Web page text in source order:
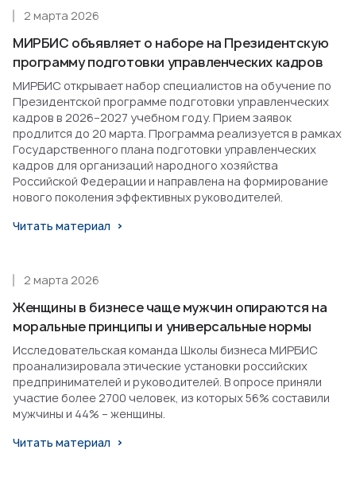
МИРБИС объявляет о наборе на Президентскую
программу подготовки управленческих кадров
2 марта 2026
МИРБИС открывает набор специалистов на обучение по
Президентской программе подготовки управленческих
кадров в 2026–2027 учебном году. Прием заявок
продлится до 20 марта. Программа реализуется в рамках
Государственного плана подготовки управленческих
кадров для организаций народного хозяйства
Российской Федерации и направлена на формирование
нового поколения эффективных руководителей.
Читать материал
Женщины в бизнесе чаще мужчин опираются на
моральные принципы и универсальные нормы
2 марта 2026
Исследовательская команда Школы бизнеса МИРБИС
проанализировала этические установки российских
предпринимателей и руководителей. В опросе приняли
участие более 2700 человек, из которых 56% составили
мужчины и 44% – женщины.
Читать материал